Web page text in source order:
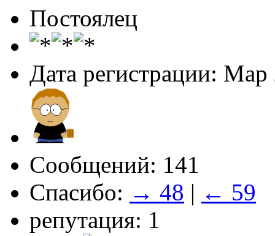
Постоялец
Дата регистрации: Мар
Сообщений: 141
Спасибо: → 48 | ← 59
репутация: 1